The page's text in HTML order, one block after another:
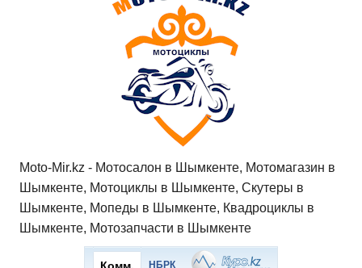
Moto-Mir.kz - Мотосалон в Шымкенте, Мотомагазин в
Шымкенте, Мотоциклы в Шымкенте, Скутеры в
Шымкенте, Мопеды в Шымкенте, Квадроциклы в
Шымкенте, Мотозапчасти в Шымкенте